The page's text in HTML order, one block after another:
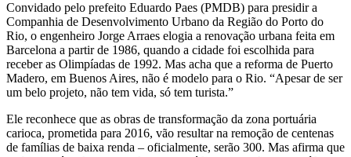
Convidado pelo prefeito Eduardo Paes (PMDB) para presidir a
Companhia de Desenvolvimento Urbano da Região do Porto do
Rio, o engenheiro Jorge Arraes elogia a renovação urbana feita em
Barcelona a partir de 1986, quando a cidade foi escolhida para
receber as Olimpíadas de 1992. Mas acha que a reforma de Puerto
Madero, em Buenos Aires, não é modelo para o Rio. “Apesar de ser
um belo projeto, não tem vida, só tem turista.”
Ele reconhece que as obras de transformação da zona portuária
carioca, prometida para 2016, vão resultar na remoção de centenas
de famílias de baixa renda – oficialmente, serão 300. Mas afirma que